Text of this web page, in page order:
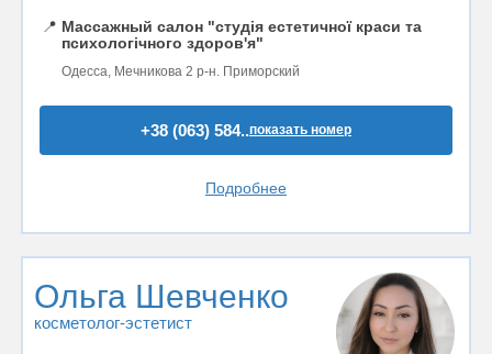
📍 Массажный салон "студія естетичної краси та
психологічного здоров'я"
Одесса, Мечникова 2 р-н. Приморский
+38 (063) 584..показать номер
Подробнее
Ольга Шевченко
косметолог-эстетист